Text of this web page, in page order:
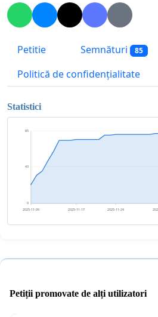
Petitie Semnături 85
Politică de confidențialitate
Statistici
0
43
85
2025-11-09 2025-11-17 2025-11-24
Petiții promovate de alți utilizatori